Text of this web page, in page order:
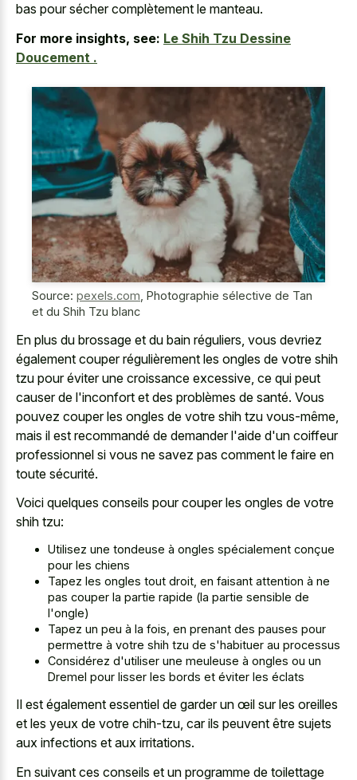
bas pour sécher complètement le manteau.
For more insights, see: Le Shih Tzu Dessine
Doucement .
Source: pexels.com Photographie sélective de Tan
et du Shih Tzu blanc
En plus du brossage et du bain réguliers, vous devriez
également couper régulièrement les ongles de votre shih
tzu pour éviter une croissance excessive, ce qui peut
causer de l'inconfort et des problèmes de santé. Vous
pouvez couper les ongles de votre shih tzu vous-même,
mais il est recommandé de demander l'aide d'un coiffeur
professionnel si vous ne savez pas comment le faire en
toute sécurité.
Voici quelques conseils pour couper les ongles de votre
shih tzu:
Utilisez une tondeuse à ongles spécialement conçue
pour les chiens
Tapez les ongles tout droit, en faisant attention à ne
pas couper la partie rapide (la partie sensible de
l'ongle)
Tapez un peu à la fois, en prenant des pauses pour
permettre à votre shih tzu de s'habituer au processus
Considérez d'utiliser une meuleuse à ongles ou un
Dremel pour lisser les bords et éviter les éclats
Il est également essentiel de garder un œil sur les oreilles
et les yeux de votre chih-tzu, car ils peuvent être sujets
aux infections et aux irritations.
En suivant ces conseils et un programme de toilettage